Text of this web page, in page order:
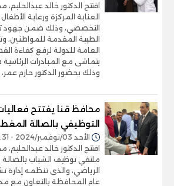
افتتح الدكتور خالد
العناية المركزة ورعاية
التخصصي، وذلك ضمن جهود
الطبية المقدمة للمواطنين،
العامة للدولة لرفع كفاءة
يتماشى مع المبادرات
وذلك بحضور الدكتور حازم
محافظ قنا يفتتح
التوظيفي بالصالة
الأحد 03/نوفمبر/2024 - 03:31 م
افتتح الدكتور خالد عبدالحليم،
ملتقي توظيف الشباب بالصالة
الرياضي، والذى تنظمه إدارة
عام المحافظة بالتعاون مع